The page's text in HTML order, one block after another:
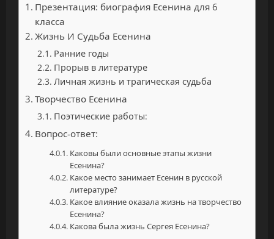
Презентация: биография Есенина для 6
класса
Жизнь И Судьба Есенина
Ранние годы
Прорыв в литературе
Личная жизнь и трагическая судьба
Творчество Есенина
Поэтические работы:
Вопрос-ответ:
Каковы были основные этапы жизни
Есенина?
Какое место занимает Есенин в русской
литературе?
Какое влияние оказала жизнь на творчество
Есенина?
Какова была жизнь Сергея Есенина?